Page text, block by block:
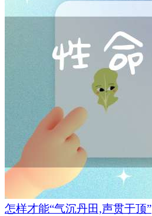
怎样才能“气沉丹田,声贯于顶”